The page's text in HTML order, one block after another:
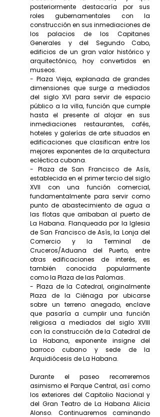
posteriormente destacaría por sus
roles gubernamentales con la
construcción en sus inmediaciones de
los palacios de los Capitanes
Generales y del Segundo Cabo,
edificios de un gran valor histórico y
arquitectónico, hoy convertidos en
museos.
- Plaza Vieja, explanada de grandes
dimensiones que surge a mediados
del siglo XVI para servir de espacio
público a la villa, función que cumple
hasta el presente al alojar en sus
inmediaciones restaurantes, cafés,
hoteles y galerías de arte situados en
edificaciones que clasifican entre los
mejores exponentes de la arquitectura
ecléctica cubana.
- Plaza de San Francisco de Asís,
establecida en el primer tercio del siglo
XVII con una función comercial,
fundamentalmente para servir como
punto de abastecimiento de agua a
las flotas que arribaban al puerto de
La Habana. Flanqueada por la Iglesia
de San Francisco de Asís, la Lonja del
Comercio y la Terminal de
Cruceros/Aduana del Puerto, entre
otras edificaciones de interés, es
también conocida popularmente
como la Plaza de las Palomas.
- Plaza de la Catedral, originalmente
Plaza de la Ciénaga por ubicarse
sobre un terreno anegado, enclave
que pasaría a cumplir una función
religiosa a mediados del siglo XVIII
con la construcción de la Catedral de
La Habana, exponente insigne del
barroco cubano y sede de la
Arquidiócesis de La Habana.
Durante el paseo recorreremos
asimismo el Parque Central, así como
los exteriores del Capitolio Nacional y
del Gran Teatro de La Habana Alicia
Alonso. Continuaremos caminando